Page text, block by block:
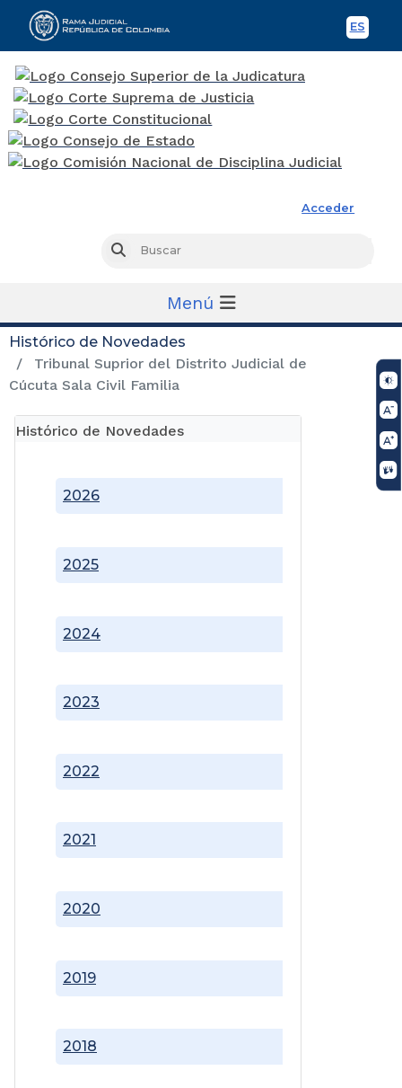
ES
Acceder
Buscar
Menú
Histórico de Novedades
Tribunal Suprior del Distrito Judicial de
Cúcuta Sala Civil Familia
Histórico de Novedades
2018
2019
2020
2021
2022
2023
2024
2025
2026